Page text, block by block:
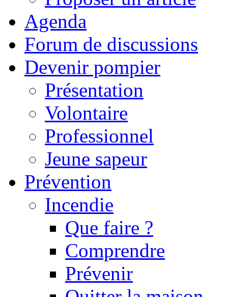
Agenda
Forum de discussions
Devenir pompier
Présentation
Volontaire
Professionnel
Jeune sapeur
Prévention
Incendie
Que faire ?
Comprendre
Prévenir